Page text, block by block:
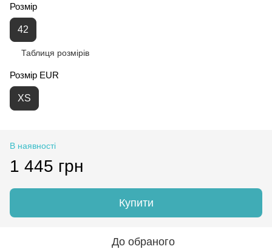
Розмір
42
Таблиця розмірів
Розмір EUR
XS
В наявності
1 445 грн
Купити
До обраного